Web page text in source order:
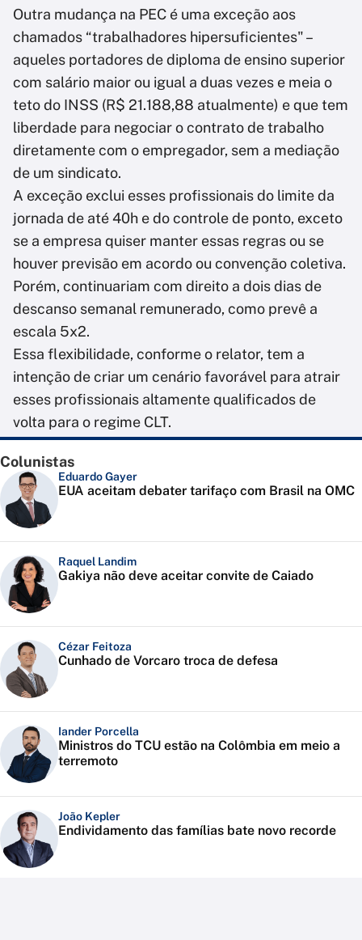
Outra mudança na PEC é uma exceção aos
chamados “trabalhadores hipersuficientes" –
aqueles portadores de diploma de ensino superior
com salário maior ou igual a duas vezes e meia o
teto do INSS (R$ 21.188,88 atualmente) e que tem
liberdade para negociar o contrato de trabalho
diretamente com o empregador, sem a mediação
de um sindicato.
A exceção exclui esses profissionais do limite da
jornada de até 40h e do controle de ponto, exceto
se a empresa quiser manter essas regras ou se
houver previsão em acordo ou convenção coletiva.
Porém, continuariam com direito a dois dias de
descanso semanal remunerado, como prevê a
escala 5x2.
Essa flexibilidade, conforme o relator, tem a
intenção de criar um cenário favorável para atrair
esses profissionais altamente qualificados de
volta para o regime CLT.
Colunistas
Eduardo Gayer
EUA aceitam debater tarifaço com Brasil na OMC
Raquel Landim
Gakiya não deve aceitar convite de Caiado
Cézar Feitoza
Cunhado de Vorcaro troca de defesa
Iander Porcella
Ministros do TCU estão na Colômbia em meio a
terremoto
João Kepler
Endividamento das famílias bate novo recorde